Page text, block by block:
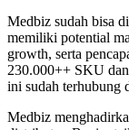
Medbiz sudah bisa
memiliki potential
growth, serta
230.000++ SKU
ini sudah terhubung
Medbiz